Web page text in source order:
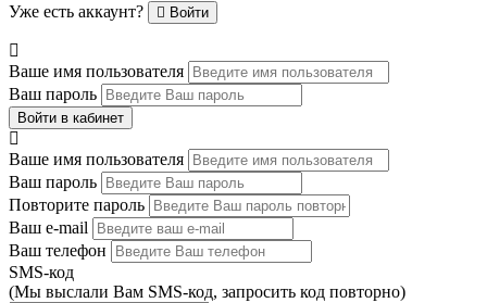
Уже есть аккаунт? Войти
Ваше имя пользователя
Ваш пароль
Войти в кабинет
Ваше имя пользователя
Ваш пароль
Повторите пароль
Ваш e-mail
Ваш телефон
SMS-код
(Мы выслали Вам SMS-код, запросить код повторно)